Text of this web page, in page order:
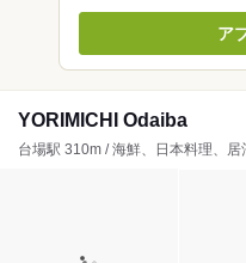
ア
YORIMICHI Odaiba
台場駅 310m / 海鮮、日本料理、居